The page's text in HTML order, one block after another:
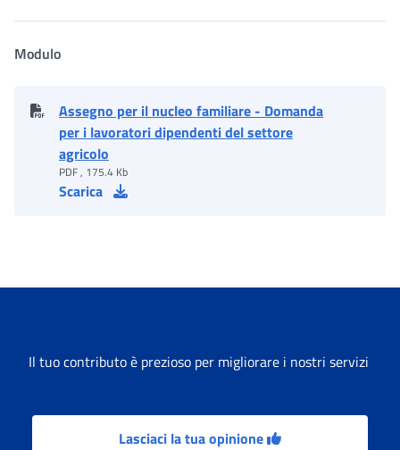
Modulo
Assegno per il nucleo familiare - Domanda
per i lavoratori dipendenti del settore
agricolo
PDF , 175.4 Kb
Scarica
Il tuo contributo è prezioso per migliorare i nostri servizi
Lasciaci la tua opinione